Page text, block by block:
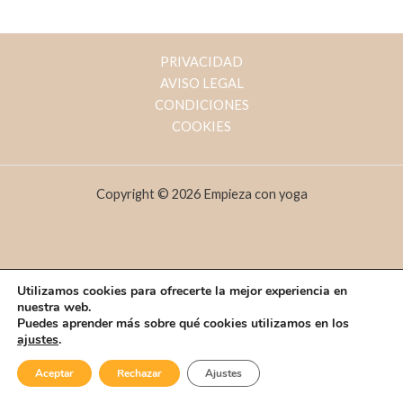
PRIVACIDAD
AVISO LEGAL
CONDICIONES
COOKIES
Copyright © 2026 Empieza con yoga
Utilizamos cookies para ofrecerte la mejor experiencia en
nuestra web.
Puedes aprender más sobre qué cookies utilizamos en los
ajustes.
Aceptar Rechazar Ajustes